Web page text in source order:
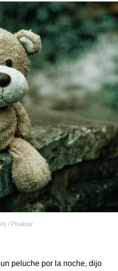
/ Pixabay
peluche por la noche, dijo